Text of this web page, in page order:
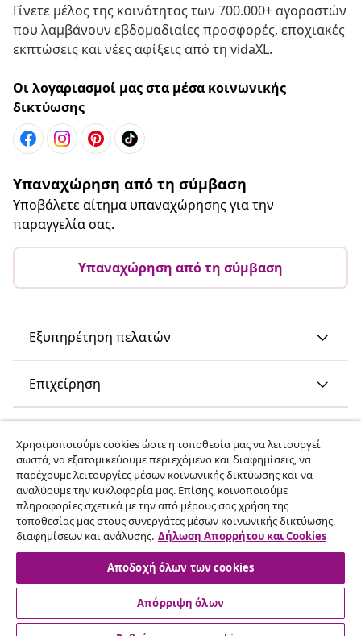
Γίνετε μέλος της κοινότητας των 700.000+ αγοραστών
που λαμβάνουν εβδομαδιαίες προσφορές, εποχιακές
εκπτώσεις και νέες αφίξεις από τη vidaXL.
Οι λογαριασμοί μας στα μέσα κοινωνικής
δικτύωσης
Υπαναχώρηση από τη σύμβαση
Υποβάλετε αίτημα υπαναχώρησης για την
παραγγελία σας.
Υπαναχώρηση από τη σύμβαση
Εξυπηρέτηση πελατών
Επιχείρηση
Ανακαλύψτε περισσότερα
© 2008-2026 vidaXL Ο ιστότοπος www.vidaxl.gr αποτελεί
ιδιοκτησία της vidaXL Marketplace International B.V.
Χρησιμοποιούμε cookies ώστε η τοποθεσία μας να λειτουργεί
σωστά, να εξατομικεύουμε περιεχόμενο και διαφημίσεις, να
παρέχουμε λειτουργίες μέσων κοινωνικής δικτύωσης και να
αναλύουμε την κυκλοφορία μας. Επίσης, κοινοποιούμε
πληροφορίες σχετικά με την από μέρους σας χρήση της
τοποθεσίας μας στους συνεργάτες μέσων κοινωνικής δικτύωσης,
διαφημίσεων και ανάλυσης. Δήλωση Απορρήτου και Cookies
Αποδοχή όλων των cookies
Απόρριψη όλων